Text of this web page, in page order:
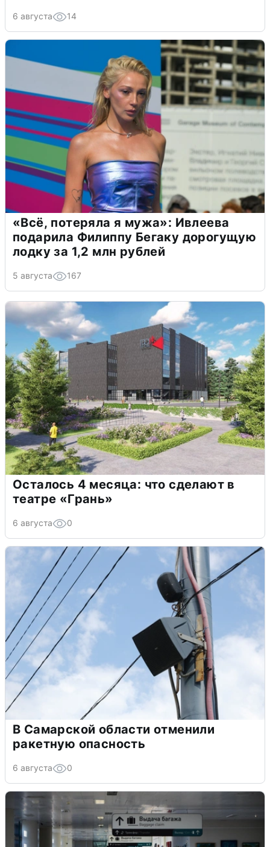
6 августа 14
«Всё, потеряла я мужа»: Ивлеева
подарила Филиппу Бегаку дорогущую
лодку за 1,2 млн рублей
5 августа 167
Осталось 4 месяца: что сделают в
театре «Грань»
6 августа 0
В Самарской области отменили
ракетную опасность
6 августа 0